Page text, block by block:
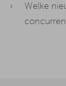
Welke